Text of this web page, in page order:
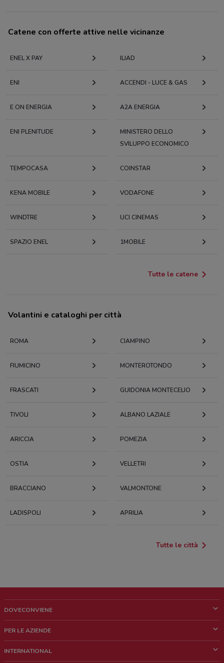
Catene con offerte attive nelle vicinanze
ENEL X PAY ILIAD
ENI ACCENDI - LUCE & GAS
E.ON ENERGIA A2A ENERGIA
ENI PLENITUDE
MINISTERO DELLO
SVILUPPO ECONOMICO
TEMPOCASA COINSTAR
KENA MOBILE VODAFONE
WINDTRE UCI CINEMAS
SPAZIO ENEL 1MOBILE
Tutte le catene
Volantini e cataloghi per città
ROMA CIAMPINO
FIUMICINO MONTEROTONDO
FRASCATI GUIDONIA MONTECELIO
TIVOLI ALBANO LAZIALE
ARICCIA POMEZIA
OSTIA VELLETRI
BRACCIANO VALMONTONE
LADISPOLI APRILIA
Tutte le città
DOVECONVIENE
Chi siamo
PER LE AZIENDE
INTERNATIONAL